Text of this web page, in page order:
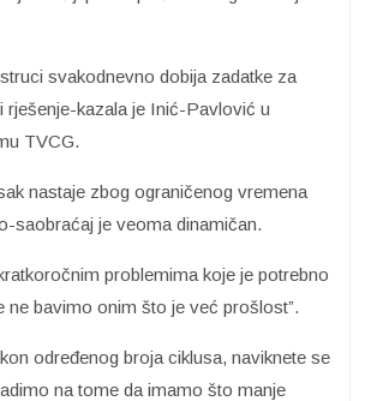
svakodnevno dobija zadatke za
rješenje-kazala je Inić-Pavlović u
TVCG.
nastaje zbog ograničenog vremena
saobraćaj je veoma dinamičan.
problemima koje je potrebno
ne bavimo onim što je već prošlost”.
određenog broja ciklusa, naviknete se
na tome da imamo što manje